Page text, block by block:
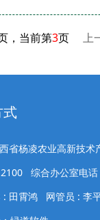
，当前第3页 上
式
省杨凌农业高新技
综合办公室电
: 田霄鸿 网管员 : 李